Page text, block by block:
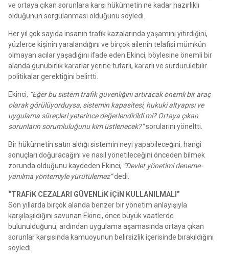
ve ortaya çıkan sorunlara karşı hükümetin ne kadar hazırlıklı
olduğunun sorgulanması olduğunu söyledi.
Her yıl çok sayıda insanın trafik kazalarında yaşamını yitirdiğini,
yüzlerce kişinin yaralandığını ve birçok ailenin telafisi mümkün
olmayan acılar yaşadığını ifade eden Ekinci, böylesine önemli bir
alanda günübirlik kararlar yerine tutarlı, kararlı ve sürdürülebilir
politikalar gerektiğini belirtti.
Ekinci, “Eğer bu sistem trafik güvenliğini artıracak önemli bir araç
olarak görülüyorduysa, sistemin kapasitesi, hukuki altyapısı ve
uygulama süreçleri yeterince değerlendirildi mi? Ortaya çıkan
sorunların sorumluluğunu kim üstlenecek?”sorularını yöneltti.
Bir hükümetin satın aldığı sistemin neyi yapabileceğini, hangi
sonuçları doğuracağını ve nasıl yönetileceğini önceden bilmek
zorunda olduğunu kaydeden Ekinci, “Devlet yönetimi deneme-
yanılma yöntemiyle yürütülemez”dedi.
“TRAFİK CEZALARI GÜVENLİK İÇİN KULLANILMALI”
Son yıllarda birçok alanda benzer bir yönetim anlayışıyla
karşılaşıldığını savunan Ekinci, önce büyük vaatlerde
bulunulduğunu, ardından uygulama aşamasında ortaya çıkan
sorunlar karşısında kamuoyunun belirsizlik içerisinde bırakıldığını
söyledi.